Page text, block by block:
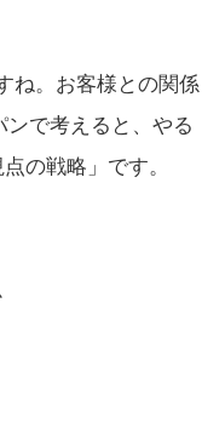
ね。お客様との関係
で考えると、やる
の戦略」です。